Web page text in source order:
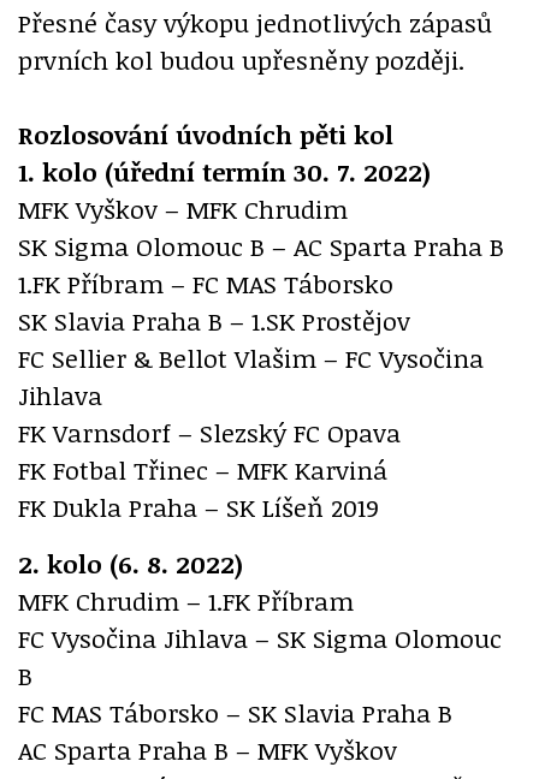
Přesné časy výkopu jednotlivých zápasů
prvních kol budou upřesněny později.
Rozlosování úvodních pěti kol
1. kolo (úřední termín 30. 7. 2022)
MFK Vyškov – MFK Chrudim
SK Sigma Olomouc B – AC Sparta Praha B
1.FK Příbram – FC MAS Táborsko
SK Slavia Praha B – 1.SK Prostějov
FC Sellier & Bellot Vlašim – FC Vysočina
Jihlava
FK Varnsdorf – Slezský FC Opava
FK Fotbal Třinec – MFK Karviná
FK Dukla Praha – SK Líšeň 2019
2. kolo (6. 8. 2022)
MFK Chrudim – 1.FK Příbram
FC Vysočina Jihlava – SK Sigma Olomouc
B
FC MAS Táborsko – SK Slavia Praha B
AC Sparta Praha B – MFK Vyškov